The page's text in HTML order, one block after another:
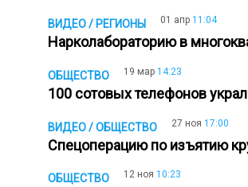
ВИДЕО / РЕГИОНЫ 01 апр 11:04
Нарколабораторию в
ОБЩЕСТВО 19 мар 14:23
100 сотовых телефонов
ВИДЕО / ОБЩЕСТВО 27 ноя 17:00
Спецоперацию по изъятию
ОБЩЕСТВО 12 ноя 10:23